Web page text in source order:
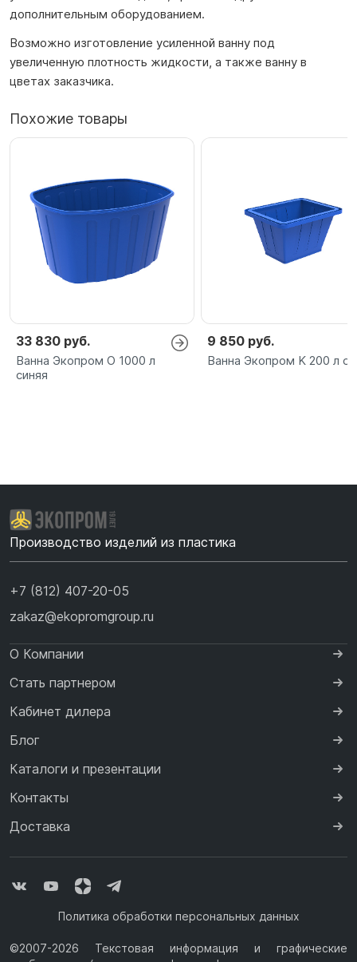
дополнительным оборудованием.
Возможно изготовление усиленной ванну под
увеличенную плотность жидкости, а также ванну в
цветах заказчика.
Похожие товары
33 830 руб.
Ванна Экопром O 1000 л
синяя
9 850 руб.
Ванна Экопром K 200 л
Производство изделий из пластика
+7 (812) 407-20-05
zakaz@ekopromgroup.ru
О Компании
Стать партнером
Кабинет дилера
Блог
Каталоги и презентации
Контакты
Доставка
Политика обработки персональных данных
©2007-2026 Текстовая информация и графические